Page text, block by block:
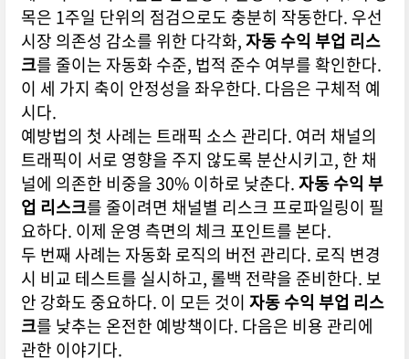
목은 1주일 단위의 점검으로도 충분히 작동한다. 우선
시장 의존성 감소를 위한 다각화,자동 수익 부업 리스
크를 줄이는 자동화 수준, 법적 준수 여부를 확인한다.
이 세 가지 축이 안정성을 좌우한다. 다음은 구체적 예
시다.
예방법의 첫 사례는 트래픽 소스 관리다. 여러 채널의
트래픽이 서로 영향을 주지 않도록 분산시키고, 한 채
널에 의존한 비중을 30% 이하로 낮춘다.자동 수익 부
업 리스크를 줄이려면 채널별 리스크 프로파일링이 필
요하다. 이제 운영 측면의 체크 포인트를 본다.
두 번째 사례는 자동화 로직의 버전 관리다. 로직 변경
시 비교 테스트를 실시하고, 롤백 전략을 준비한다. 보
안 강화도 중요하다. 이 모든 것이 자동 수익 부업 리스
크를 낮추는 온전한 예방책이다. 다음은 비용 관리에
관한 이야기다.